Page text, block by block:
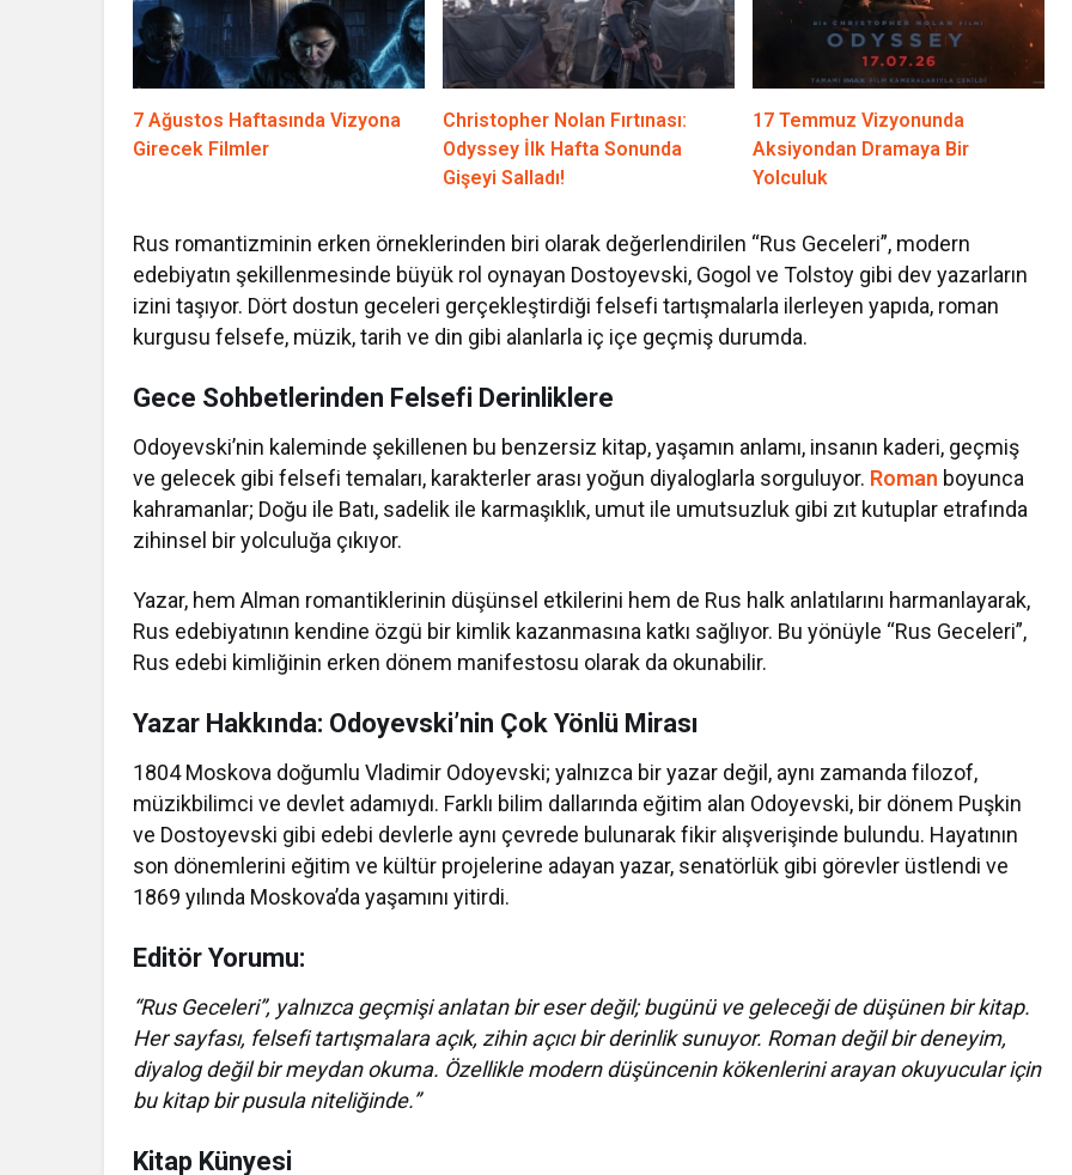
7 Ağustos Haftasında Vizyona
Girecek Filmler
Christopher Nolan Fırtınası:
Odyssey İlk Hafta Sonunda
Gişeyi Salladı!
17 Temmuz Vizyonunda
Aksiyondan Dramaya Bir
Yolculuk
Rus romantizminin erken örneklerinden biri olarak değerlendirilen “Rus Geceleri”, modern
edebiyatın şekillenmesinde büyük rol oynayan Dostoyevski, Gogol ve Tolstoy gibi dev yazarların
izini taşıyor. Dört dostun geceleri gerçekleştirdiği felsefi tartışmalarla ilerleyen yapıda, roman
kurgusu felsefe, müzik, tarih ve din gibi alanlarla iç içe geçmiş durumda.
Gece Sohbetlerinden Felsefi Derinliklere
Odoyevski’nin kaleminde şekillenen bu benzersiz kitap, yaşamın anlamı, insanın kaderi, geçmiş
ve gelecek gibi felsefi temaları, karakterler arası yoğun diyaloglarla sorguluyor. Roman boyunca
kahramanlar; Doğu ile Batı, sadelik ile karmaşıklık, umut ile umutsuzluk gibi zıt kutuplar etrafında
zihinsel bir yolculuğa çıkıyor.
Yazar, hem Alman romantiklerinin düşünsel etkilerini hem de Rus halk anlatılarını harmanlayarak,
Rus edebiyatının kendine özgü bir kimlik kazanmasına katkı sağlıyor. Bu yönüyle “Rus Geceleri”,
Rus edebi kimliğinin erken dönem manifestosu olarak da okunabilir.
Yazar Hakkında: Odoyevski’nin Çok Yönlü Mirası
1804 Moskova doğumlu Vladimir Odoyevski; yalnızca bir yazar değil, aynı zamanda filozof,
müzikbilimci ve devlet adamıydı. Farklı bilim dallarında eğitim alan Odoyevski, bir dönem Puşkin
ve Dostoyevski gibi edebi devlerle aynı çevrede bulunarak fikir alışverişinde bulundu. Hayatının
son dönemlerini eğitim ve kültür projelerine adayan yazar, senatörlük gibi görevler üstlendi ve
1869 yılında Moskova’da yaşamını yitirdi.
Editör Yorumu:
“Rus Geceleri”, yalnızca geçmişi anlatan bir eser değil; bugünü ve geleceği de düşünen bir kitap.
Her sayfası, felsefi tartışmalara açık, zihin açıcı bir derinlik sunuyor. Roman değil bir deneyim,
diyalog değil bir meydan okuma. Özellikle modern düşüncenin kökenlerini arayan okuyucular için
bu kitap bir pusula niteliğinde.”
Kitap Künyesi